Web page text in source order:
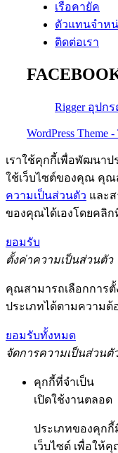
เรือคายัค
ตัวแทนจำห
ติดต่อเรา
Rigger อุปก
WordPress Theme -
เราใช้คุกกี้เพื่อพัฒนา
ใช้เว็บไซต์ของคุณ คุณ
ความเป็นส่วนตัว และ
ของคุณได้เองโดยคลิก
ยอมรับ
ตั้งค่าความเป็นส่วนตัว
คุณสามารถเลือกการ
ประเภทได้ตามความต้
ยอมรับทั้งหมด
จัดการความเป็นส่วนตั
คุกกี้ที่จำเป็น
เปิดใช้งานตลอด
ประเภทของคุกกี้
เว็บไซต์ เพื่อให้